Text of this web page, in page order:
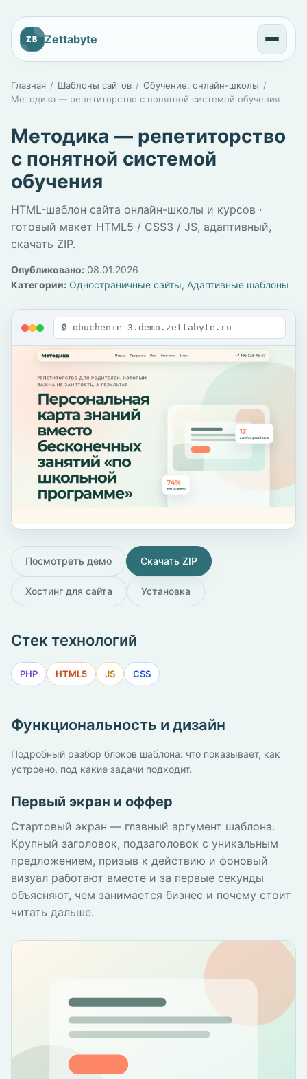
ZB Zettabyte
Главная Шаблоны сайтов
Обучение, онлайн-школы
Методика — репетиторство с понятной системой обучения
Методика — репетиторство
с понятной системой
обучения
HTML-шаблон сайта онлайн-школы и курсов ·
готовый макет HTML5 / CSS3 / JS, адаптивный,
скачать ZIP.
Опубликовано: 08.01.2026
Категории: Одностраничные сайты, Адаптивные шаблоны
🔒 obuchenie-3.demo.zettabyte.ru
Посмотреть демо Скачать ZIP
Хостинг для сайта Установка
Стек технологий
PHP HTML5 JS CSS
Функциональность и дизайн
Подробный разбор блоков шаблона: что показывает, как
устроено, под какие задачи подходит.
Первый экран и оффер
Стартовый экран — главный аргумент шаблона.
Крупный заголовок, подзаголовок с уникальным
предложением, призыв к действию и фоновый
визуал работают вместе и за первые секунды
объясняют, чем занимается бизнес и почему стоит
читать дальше.